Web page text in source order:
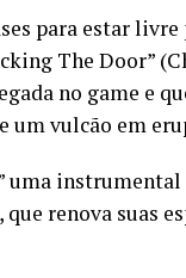
para estar livre
The Door”
no game e
um vulcão em
uma
renova suas